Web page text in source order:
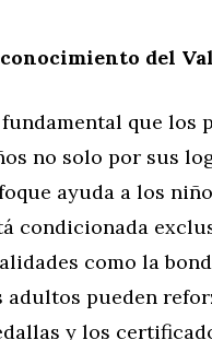
del
fundamental que los
no solo por sus
ayuda a los
condicionada
como la
adultos pueden
y los